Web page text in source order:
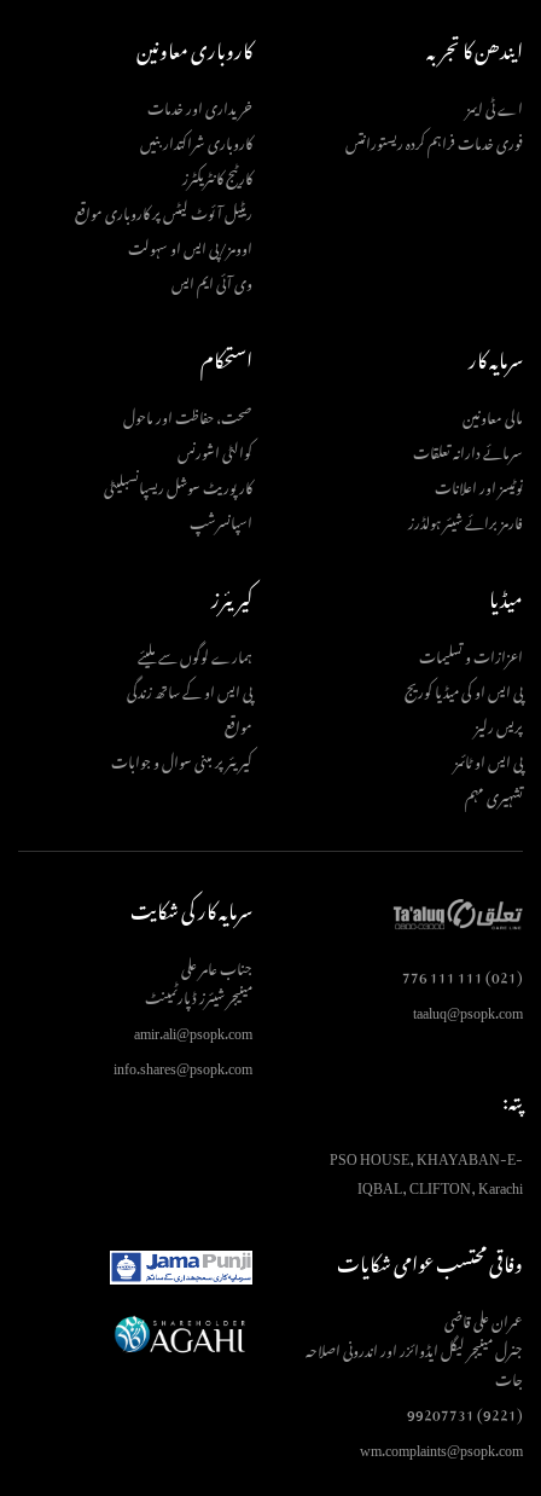
ایندھن کا تجربہ
اے ٹی ایمز
فوری خدمات فراہم کردہ ریستورانتس
کاروباری معاونین
خریداری اور خدمات
کاروباری شراکتدار بنیں
کارٹیج کانٹریکٹرز
ریٹیل آئوٹ لیٹس پر کاروباری مواقع
اوومز/پی ایس او سہولت
وی آئی ایم ایس
سرمایہ کار
مالی معاونین
سرمائے دارانہ تعلقات
نوٹیسز اور اعلانات
فارمز برائے شیئر ہولڈرز
استحکام
صحت، حفاظت اور ماحول
کوالٹی اشورنس
کارپوریٹ سوشل ریسپانسبلیٹی
اسپانسرشپ
میڈیا
اعزازات و تسلیمات
پی ایس او کی میڈیا کوریج
پریس رلیز
پی ایس او ٹائمز
تشہیری مہم
کیریئرز
ہمارے لوگوں سے ملیئے
پی ایس او کے ساتھ زندگی
مواقع
کیریئر پر مبنی سوال و جوابات
(021) 111 111 776
taaluq@psopk.com
پتہ:
PSO HOUSE, KHAYABAN-E-
IQBAL, CLIFTON, Karachi
سرمایہ کار کی شکایت
جناب عامر علی
مینیجر شیئرز ڈپارٹمینٹ
amir.ali@psopk.com
info.shares@psopk.com
وفاقی محتسب عوامی شکایات
عمران علی قاضی
جنرل مینیجر لیگل ایڈوائزر اور اندرونی اصلاحہ
جات
(9221) 99207731
wm.complaints@psopk.com